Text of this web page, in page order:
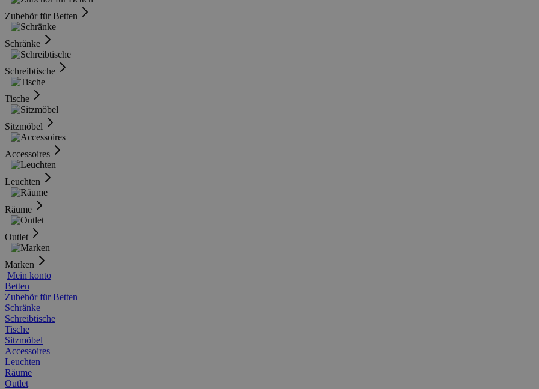
Zubehör für Betten
Schränke
Schreibtische
Tische
Sitzmöbel
Accessoires
Leuchten
Räume
Outlet
Marken
Mein konto
Betten
Zubehör für Betten
Schränke
Schreibtische
Tische
Sitzmöbel
Accessoires
Leuchten
Räume
Outlet